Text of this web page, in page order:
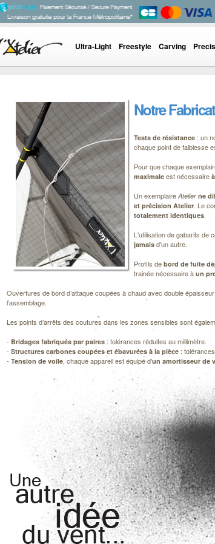
Ultra-Light Freestyle Carving
Notre
Tests de résistance : un
chaque point de faiblesse
Pour que chaque
maximale est nécessaire
Un exemplaire Atelier ne
et précision Atelier. Le
totalement identiques.
L'utilisation de gabarits de
jamais d'un autre.
Profils de bord de fuite
trainée nécessaire à un
Ouvertures de bord d’attaque coupées à chaud avec double
l’assemblage.
Les points d’arrêts des coutures dans les zones sensibles sont
- Bridages fabriqués par paires : tolérances réduites au millimètre.
- Structures carbones coupées et ébavurées à la pièce :
- Tension de voile, chaque appareil est équipé d'un amortisseur de